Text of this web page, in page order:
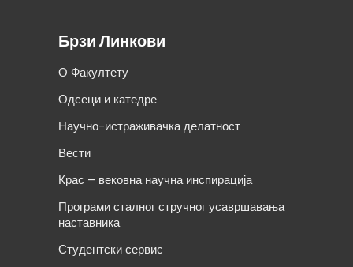
Брзи Линкови
О Факултету
Одсеци и катедре
Научно-истраживачка делатност
Вести
Крас – вековна научна инспирација
Програми сталног стручног усавршавања
наставника
Студентски сервис